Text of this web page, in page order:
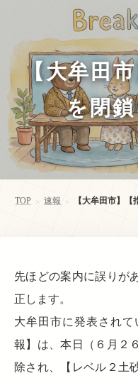
【大牟田
を閉
TOP > 速報 > 【大牟田市】【
先ほどの案内に誤りが
正します。
大牟田市に発表され
報】は、本日（６月２
除され、【レベル２土